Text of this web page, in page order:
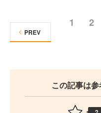
1 2
PREV
この記事は